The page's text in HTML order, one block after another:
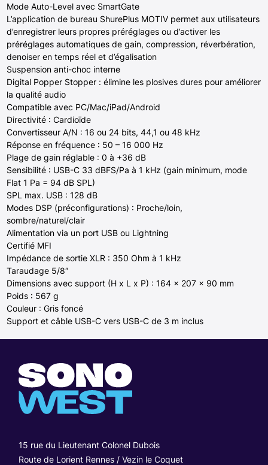
Mode Auto-Level avec SmartGate
L’application de bureau ShurePlus MOTIV permet aux utilisateurs
d’enregistrer leurs propres préréglages ou d’activer les
préréglages automatiques de gain, compression, réverbération,
denoiser en temps réel et d’égalisation
Suspension anti-choc interne
Digital Popper Stopper : élimine les plosives dures pour améliorer
la qualité audio
Compatible avec PC/Mac/iPad/Android
Directivité : Cardioïde
Convertisseur A/N : 16 ou 24 bits, 44,1 ou 48 kHz
Réponse en fréquence : 50 – 16 000 Hz
Plage de gain réglable : 0 à +36 dB
Sensibilité : USB-C 33 dBFS/Pa à 1 kHz (gain minimum, mode
Flat 1 Pa = 94 dB SPL)
SPL max. USB : 128 dB
Modes DSP (préconfigurations) : Proche/loin,
sombre/naturel/clair
Alimentation via un port USB ou Lightning
Certifié MFI
Impédance de sortie XLR : 350 Ohm à 1 kHz
Taraudage 5/8″
Dimensions avec support (H x L x P) : 164 x 207 x 90 mm
Poids : 567 g
Couleur : Gris foncé
Support et câble USB-C vers USB-C de 3 m inclus
15 rue du Lieutenant Colonel Dubois
Route de Lorient Rennes / Vezin le Coquet